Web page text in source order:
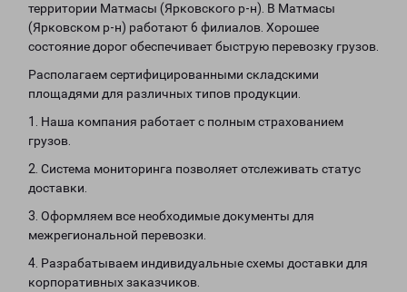
территории Матмасы (Ярковского р-н). В Матмасы
(Ярковском р-н) работают 6 филиалов. Хорошее
состояние дорог обеспечивает быструю перевозку грузов.
Располагаем сертифицированными складскими
площадями для различных типов продукции.
1. Наша компания работает с полным страхованием
грузов.
2. Система мониторинга позволяет отслеживать статус
доставки.
3. Оформляем все необходимые документы для
межрегиональной перевозки.
4. Разрабатываем индивидуальные схемы доставки для
корпоративных заказчиков.